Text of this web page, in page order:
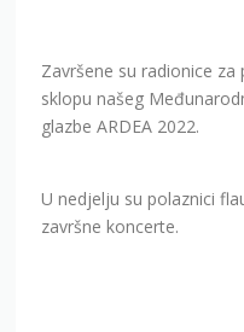
Završene su radionice
sklopu našeg
glazbe ARDEA 2022.
U nedjelju su polaznici
završne koncerte.